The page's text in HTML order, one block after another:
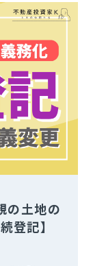
の土地の
登記】